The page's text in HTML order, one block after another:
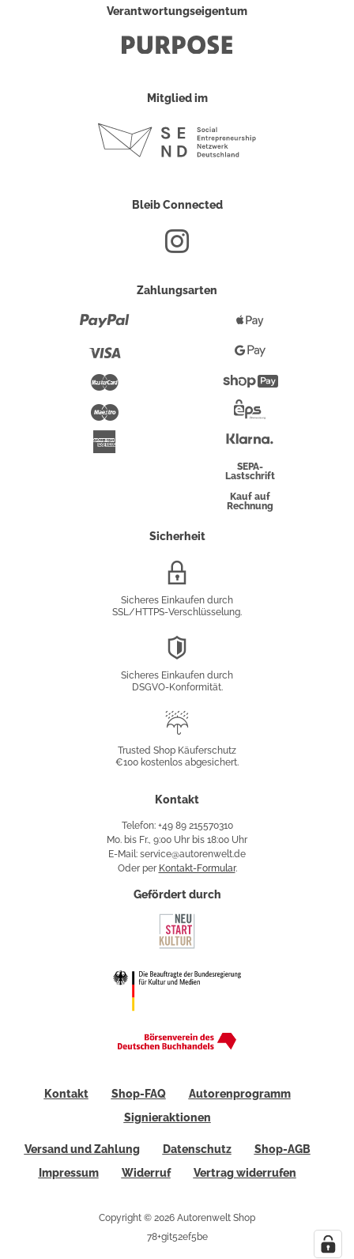
Verantwortungseigentum
Mitglied im
Bleib Connected
Zahlungsarten
Maestro
Pay
Google
Pay
Überweisung
SEPA-
Lastschrift
Kauf auf
Rechnung
Sicherheit
Sicheres Einkaufen durch
SSL/HTTPS-Verschlüsselung.
Sicheres Einkaufen durch
DSGVO-Konformität.
Käuferschutz
Trusted Shop Käuferschutz
€100 kostenlos abgesichert.
Kontakt
Telefon: +49 89 215570310
Mo. bis Fr., 9:00 Uhr bis 18:00 Uhr
E-Mail: service@autorenwelt.de
Oder per Kontakt-Formular.
Gefördert durch
Kontakt Shop-FAQ
Autorenprogramm
Signieraktionen
Versand und Zahlung Datenschutz
Shop-AGB
Impressum
Widerruf Vertrag widerrufen
Copyright © 2026 Autorenwelt Shop
78+git52ef5be